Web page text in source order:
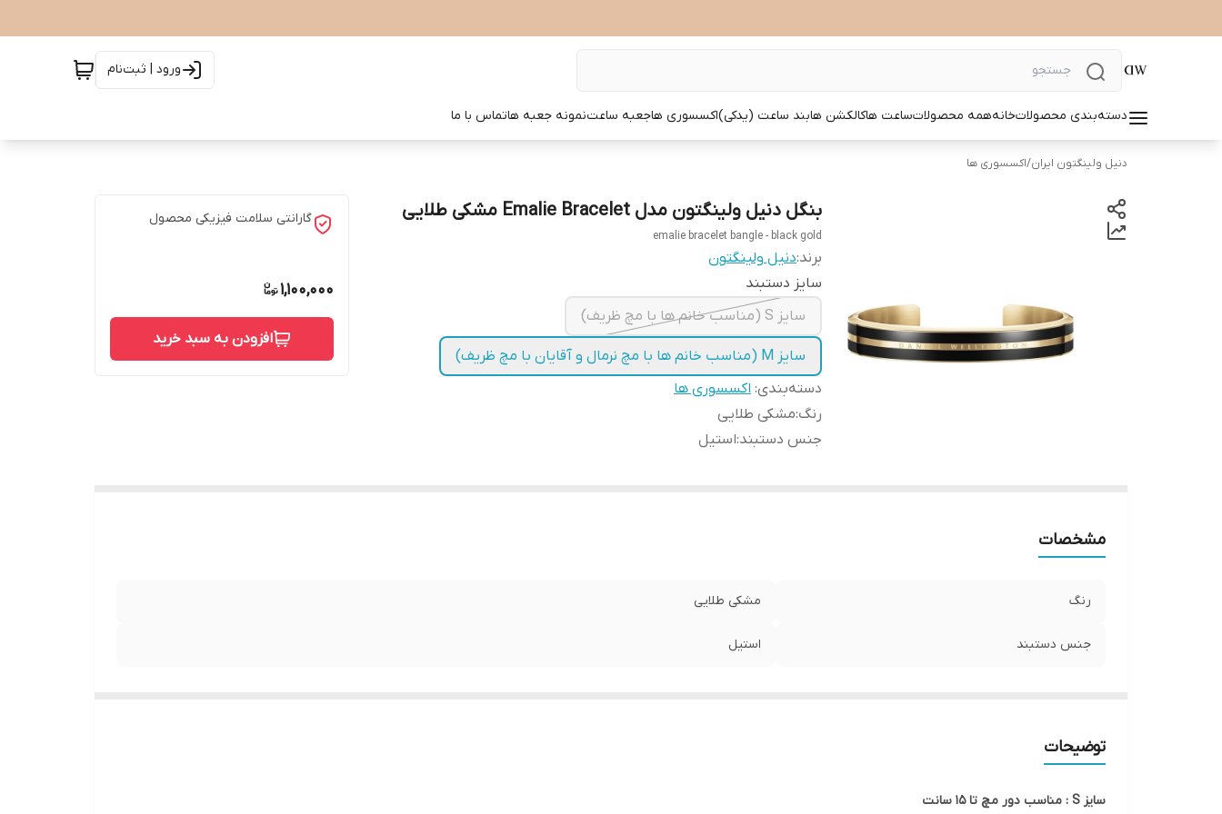
ورود | ثبت‌نام
دسته‌بندی محصولاتخانههمه محصولاتساعت هاکالکشن هابند ساعت (یدکی)اکسسوری هاجعبه ساعتنمونه جعبه هاتماس با ما
دنیل ولینگتون ایران/اکسسوری ها
بنگل دنیل ولینگتون مدل Emalie Bracelet مشکی طلایی
emalie bracelet bangle - black gold
برند:دنیل ولینگتون
سایز دستبند
سایز S (مناسب خانم ها با مچ ظریف)
سایز M (مناسب خانم ها با مچ نرمال و آقایان با مچ ظریف)
دسته‌بندی: اکسسوری ها
رنگ:مشکی طلایی
جنس دستبند:استیل
گارانتی سلامت فیزیکی محصول
1,100,000
افزودن به سبد خرید
مشخصات
رنگ مشکی طلایی
جنس دستبند استیل
توضیحات
سایز S : مناسب دور مچ تا ۱۵ سانت